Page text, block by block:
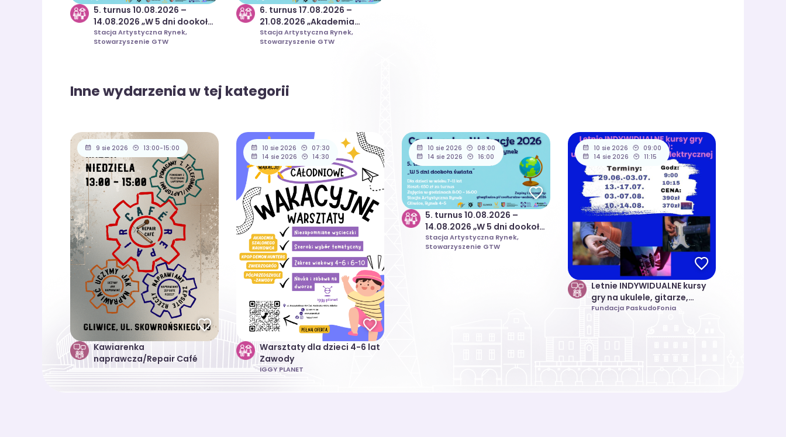
5. turnus 10.08.2026 –
14.08.2026 „W 5 dni dookoła
świata” | Coolturalne
Wakacje 2026
Stacja Artystyczna Rynek,
Stowarzyszenie GTW
6. turnus 17.08.2026 –
21.08.2026 „Akademia
Detektywów” | Coolturalne
Wakacje 2026
Stacja Artystyczna Rynek,
Stowarzyszenie GTW
Inne wydarzenia w tej kategorii
9 sie 2026 13:00-15:00
Kawiarenka
naprawcza/Repair Café
10 sie 2026
07:30
14 sie 2026
14:30
Warsztaty dla dzieci 4-6 lat
Zawody
IGGY PLANET
10 sie 2026
08:00
14 sie 2026
16:00
5. turnus 10.08.2026 –
14.08.2026 „W 5 dni dookoła
świata” | Coolturalne
Wakacje 2026
Stacja Artystyczna Rynek,
Stowarzyszenie GTW
10 sie 2026
09:00
14 sie 2026
11:15
Letnie INDYWIDUALNE kursy
gry na ukulele, gitarze,
gitarze elektrycznej dla
Fundacja PaskudoFonia